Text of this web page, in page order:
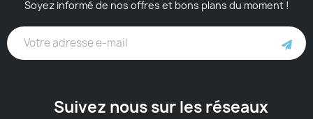
Soyez informé de nos offres et bons plans du moment !
Suivez nous sur les réseaux